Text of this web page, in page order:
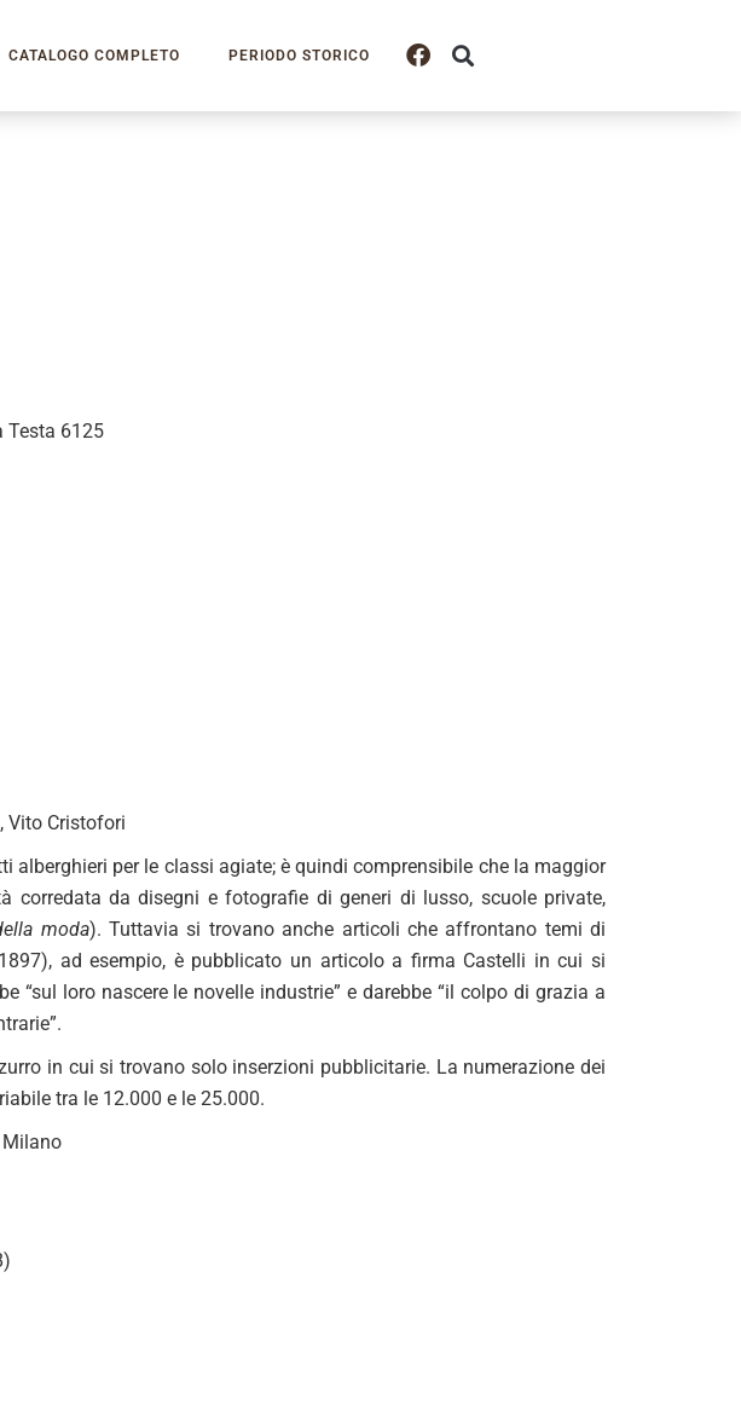
CATALOGO COMPLETO PERIODO STORICO
Testa 6125
Vito Cristofori
per le classi agiate; è quindi comprensibile che la maggior
corredata da disegni e fotografie di generi di lusso, scuole private,
moda). Tuttavia si trovano anche articoli che affrontano temi di
ad esempio, è pubblicato un articolo a firma Castelli in cui si
“sul loro nascere le novelle industrie” e darebbe “il colpo di grazia a
in cui si trovano solo inserzioni pubblicitarie. La numerazione dei
tra le 12.000 e le 25.000.
Milano